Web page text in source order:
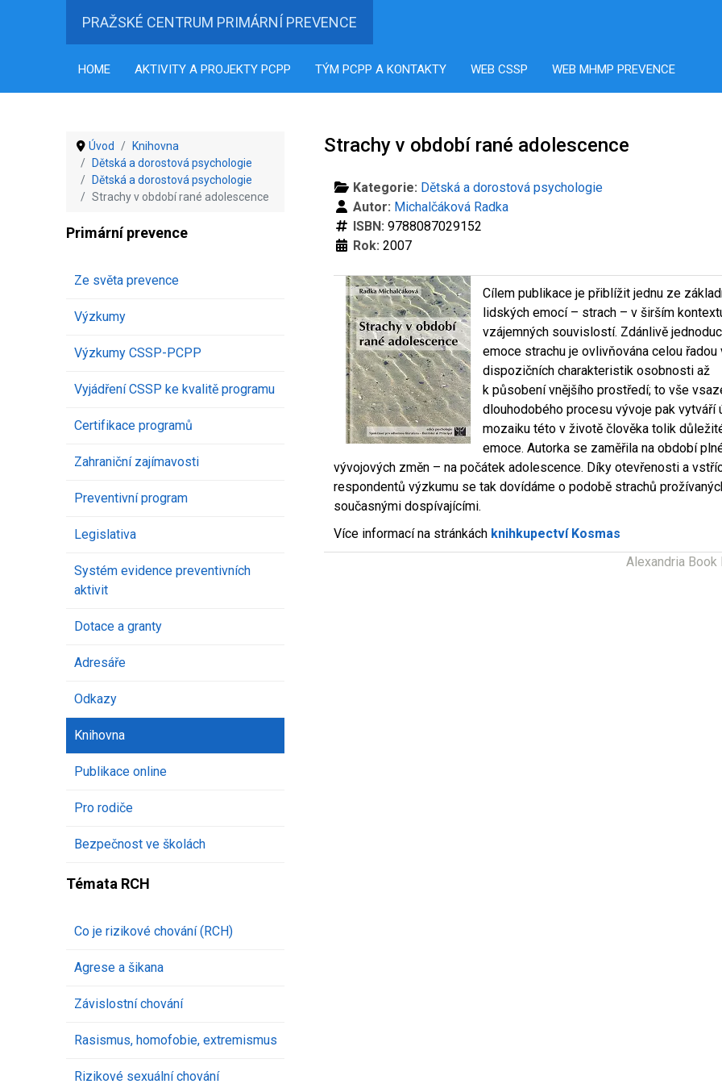
PRAŽSKÉ CENTRUM PRIMÁRNÍ PREVENCE
HOME AKTIVITY A PROJEKTY PCPP TÝM PCPP A KONTAKTY WEB CSSP WEB MHMP PREVENCE
Úvod
Knihovna
Dětská a dorostová psychologie
Dětská a dorostová psychologie
Strachy v období rané adolescence
Primární prevence
Ze světa prevence
Výzkumy
Výzkumy CSSP-PCPP
Vyjádření CSSP ke kvalitě programu
Certifikace programů
Zahraniční zajímavosti
Preventivní program
Legislativa
Systém evidence preventivních
aktivit
Dotace a granty
Adresáře
Odkazy
Knihovna
Publikace online
Pro rodiče
Bezpečnost ve školách
Témata RCH
Co je rizikové chování (RCH)
Agrese a šikana
Závislostní chování
Rasismus, homofobie, extremismus
Rizikové sexuální chování
Strachy v období rané adolescence
Kategorie: Dětská a dorostová psychologie
Autor: Michalčáková Radka
ISBN:9788087029152
Rok:2007
Cílem publikace je přiblížit jednu ze
lidských emocí – strach – v širším
vzájemných souvislostí. Zdánlivě
emoce strachu je ovlivňována celou řadou
dispozičních charakteristik osobnosti až
k působení vnějšího prostředí; to vše
dlouhodobého procesu vývoje pak vytváří
mozaiku této v životě člověka tolik
emoce. Autorka se zaměřila na období
vývojových změn – na počátek adolescence. Díky otevřenosti a
respondentů výzkumu se tak dovídáme o podobě strachů
současnými dospívajícími.
Více informací na stránkách knihkupectví Kosmas
Alexandria Book